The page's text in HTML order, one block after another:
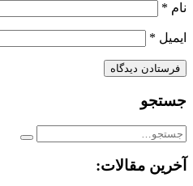
نام *
ایمیل *
جستجو
آخرین مقالات: